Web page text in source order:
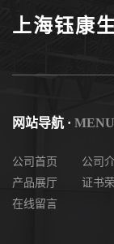
上海钰康
网站导航 · MENU
公司首页 公司
产品展厅
证书
在线留言